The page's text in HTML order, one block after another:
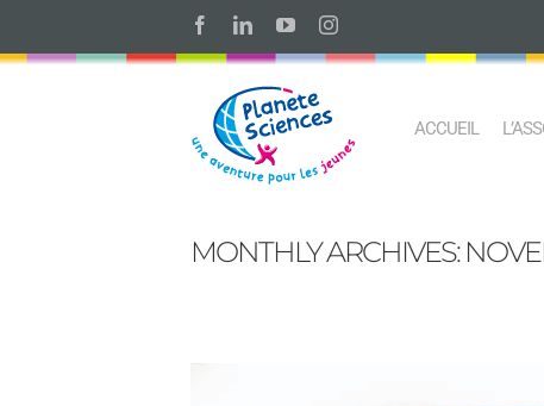
content
FacebookLinkedInYouTubeInstagram
ACCUEIL
MONTHLY ARCHIVES: